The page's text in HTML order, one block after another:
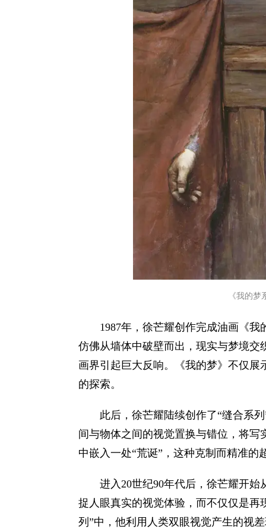
《我的梦
1987年，徐芒耀创作完成油画《
仿佛从墙体中破壁而出，现实与梦境
画界引起巨大反响。《我的梦》不仅
的探索。
此后，徐芒耀陆续创作了“缝合系
间与物体之间的视觉置换与错位，将
中嵌入一处“荒诞”，这种克制而精准
进入20世纪90年代后，徐芒耀开
捉人眼真实的视觉体验，而不仅仅是再
列”中，他利用人类双眼视觉产生的视